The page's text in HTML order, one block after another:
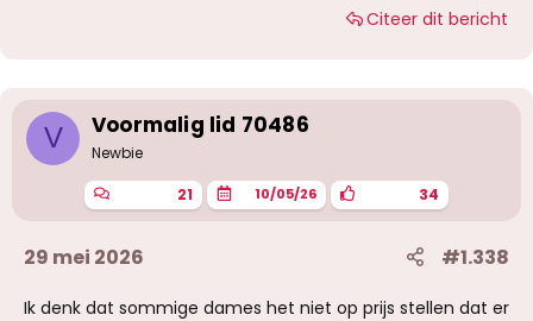
n
g
Citeer dit bericht
V Voormalig lid 70486
Newbie
21 10/05/26 34
29 mei 2026 #1.338
Ik denk dat sommige dames het niet op prijs stellen dat er